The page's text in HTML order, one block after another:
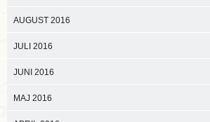
AUGUST 2016
JULI 2016
JUNI 2016
MAJ 2016